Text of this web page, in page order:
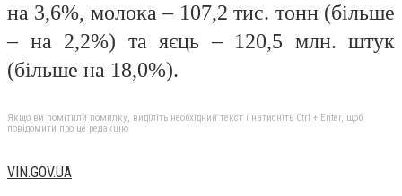
на 3,6%, молока – 107,2 тис. тонн (більше
– на 2,2%) та яєць – 120,5 млн. штук
(більше на 18,0%).
Якщо ви помітили помилку, виділіть необхідний текст і натисніть Ctrl + Enter, щоб
повідомити про це редакцію
VIN.GOV.UA